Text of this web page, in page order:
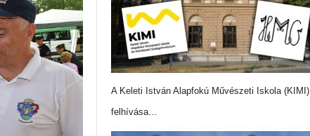
A Keleti István Alapfokú Művészeti Iskola (KIMI)
felhívása…